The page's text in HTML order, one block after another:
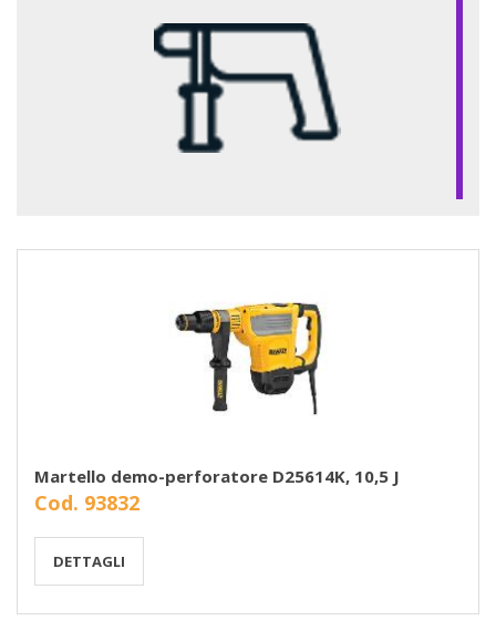
Martello demo-perforatore D25614K, 10,5 J
Cod. 93832
DETTAGLI